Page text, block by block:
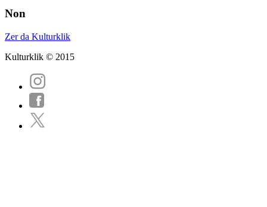
Non
Zer da Kulturklik
Kulturklik © 2015